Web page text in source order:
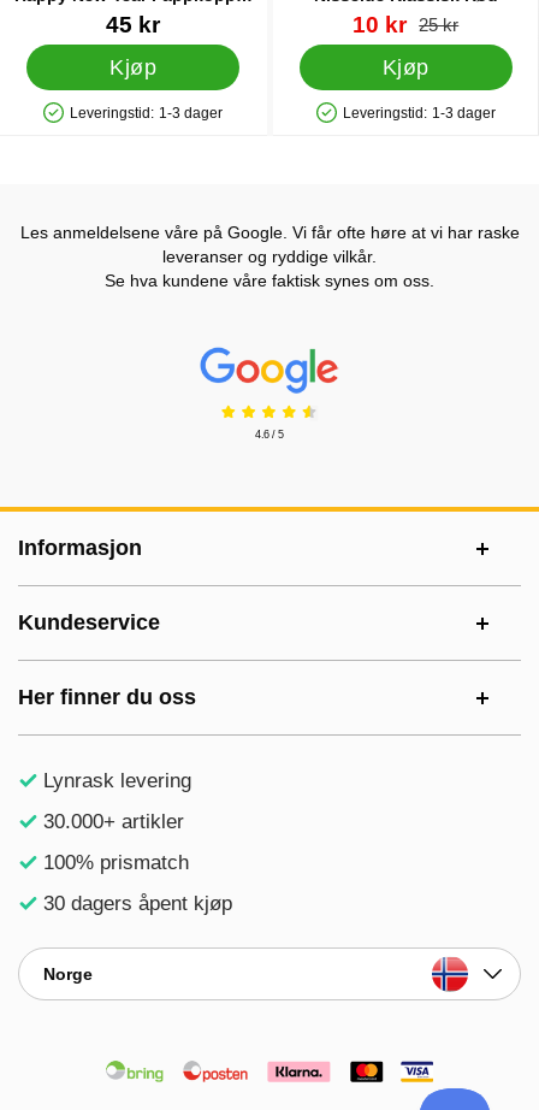
Hvite Små
Varenummer 40480
45 kr
Kjøp
Produkttilgjengelighet: På lager
Leveringstid: 1-3 dager
Varenummer 89361
ny pris
10 kr gammel pris
25 kr
Kjøp
Produkttilgjengelighet: På lager
Leveringstid: 1-3 dager
Les anmeldelsene våre på Google. Vi får ofte høre at vi har raske
leveranser og ryddige vilkår.
Se hva kundene våre faktisk synes om oss.
Prisjakt Vurdering: 4.6 Stjerne
4.6 / 5
Informasjon
Kundeservice
Her finner du oss
Lynrask levering
30.000+ artikler
100% prismatch
30 dagers åpent kjøp
Norge